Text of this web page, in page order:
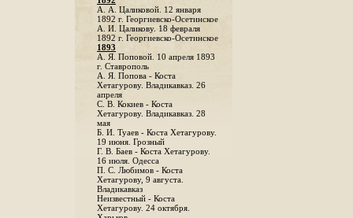
А. А. Цаликовой. 12 января
1892 г. Георгиевско-Осетинское
А. И. Цаликову. 18 февраля
1892 г. Георгиевско-Осетинское
1893
А. Я. Поповой. 10 апреля 1893
г. Ставрополь
A. Я. Попова - Коста
Хетагурову. Владикавказ. 26
апреля
С. В. Кокиев - Коста
Хетагурову. Владикавказ. 28
мая
Б. И. Туаев - Коста Хетагурову.
19 июня. Грозный
Г. В. Баев - Коста Хетагурову.
16 июля. Одесса
П. С. Любимов - Коста
Хетагурову, 9 августа.
Владикавказ
Неизвестный - Коста
Хетагурову. 24 октября.